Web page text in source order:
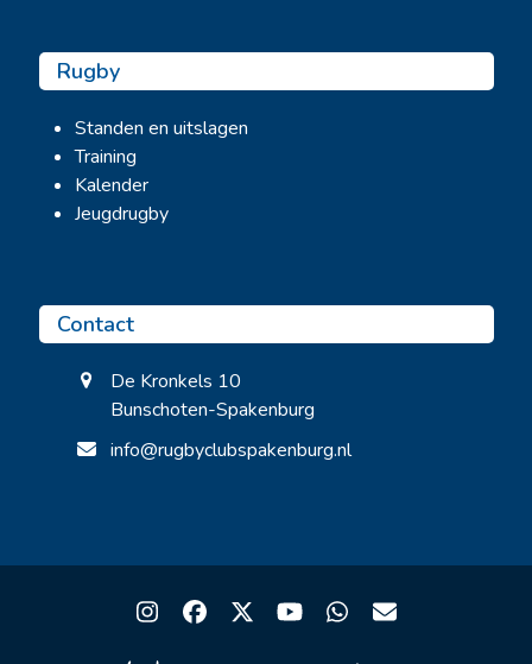
Rugby
Standen en uitslagen
Training
Kalender
Jeugdrugby
Contact
De Kronkels 10
Bunschoten-Spakenburg
info@rugbyclubspakenburg.nl
Instagram
Facebook
TwitterYouTubeWhatsapp
Email